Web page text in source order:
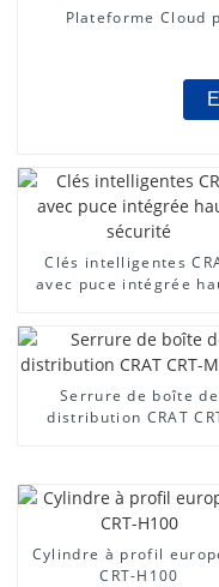
Plateforme Cloud
Clés intelligentes
avec puce intégrée
Serrure de boîte de
distribution CRAT
Cylindre à profil
CRT-H100